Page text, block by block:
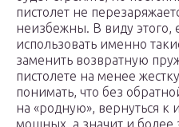
пистолет не
неизбежны. В виду этого,
использовать именно
заменить возвратную
пистолете на менее
понимать, что без
на «родную», вернуться к
мощных, а значит и